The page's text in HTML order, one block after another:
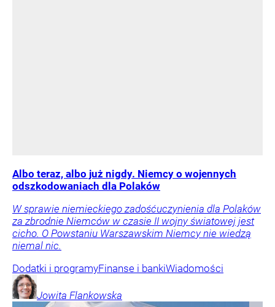
Albo teraz, albo już nigdy. Niemcy o wojennych
odszkodowaniach dla Polaków
W sprawie niemieckiego zadośćuczynienia dla Polaków
za zbrodnie Niemców w czasie II wojny światowej jest
cicho. O Powstaniu Warszawskim Niemcy nie wiedzą
niemal nic.
Dodatki i programyFinanse i bankiWiadomości
Jowita Flankowska